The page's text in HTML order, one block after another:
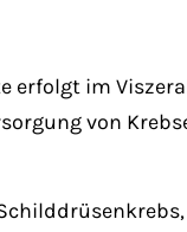
erfolgt im
von